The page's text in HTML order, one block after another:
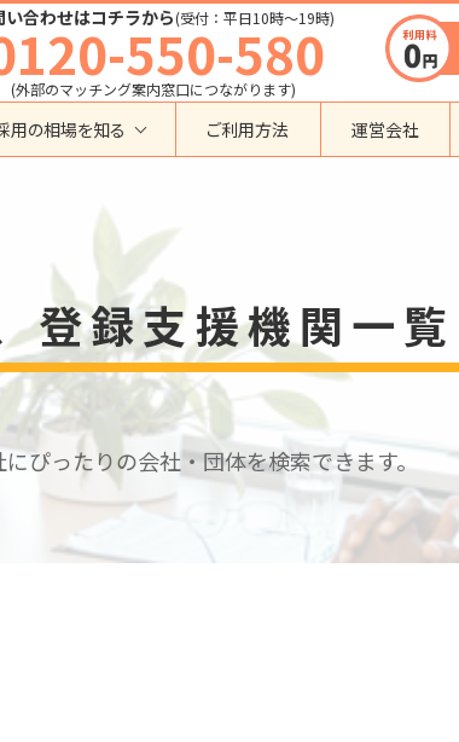
い合わせはコチラから(受付：平日10時〜19時)
550-580
(外部のマッチング案内窓口につながります)
建設全般
製造全般
介護
清掃・ビルクリーニング
運送・ドライバー
自動車整備
宿泊
漁業
外国人紹介会社
外国人派遣会社
行政書士事務所
用の相場を知る
外国人の受け入れ相場
高度人材の受け入れ相場
ご利用方法 運営会社
登録支援機関一覧
ぴったりの会社・団体を検索できます。